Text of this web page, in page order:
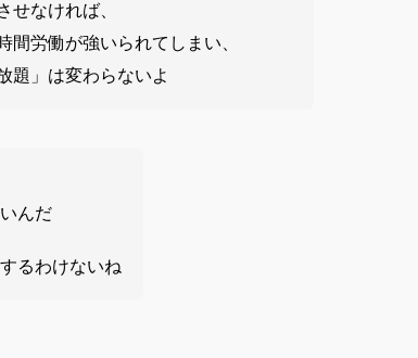
せなければ、
間労働が強いられてしまい、
題」は変わらないよ
んだ
るわけないね